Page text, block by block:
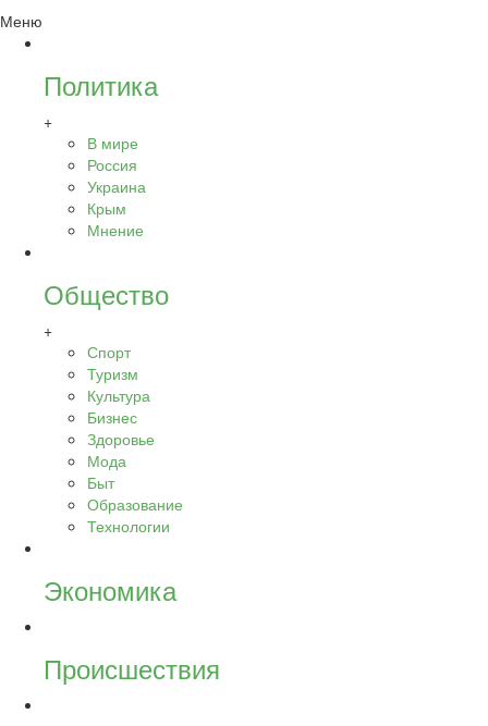
Меню
Политика
+
В мире
Россия
Украина
Крым
Мнение
Общество
+
Спорт
Туризм
Культура
Бизнес
Здоровье
Мода
Быт
Образование
Технологии
Экономика
Происшествия